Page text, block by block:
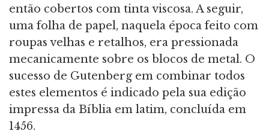
então cobertos com tinta viscosa. A seguir,
uma folha de papel, naquela época feito com
roupas velhas e retalhos, era pressionada
mecanicamente sobre os blocos de metal. O
sucesso de Gutenberg em combinar todos
estes elementos é indicado pela sua edição
impressa da Bíblia em latim, concluída em
1456.